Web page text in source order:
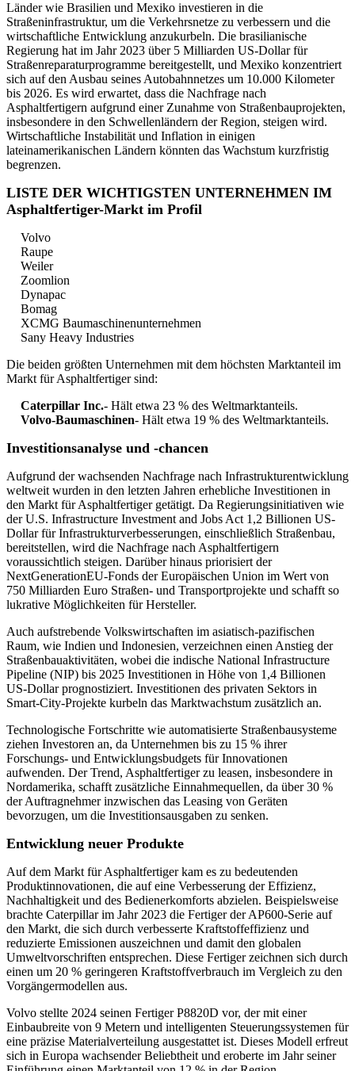
Länder wie Brasilien und Mexiko investieren in die
Straßeninfrastruktur, um die Verkehrsnetze zu verbessern und die
wirtschaftliche Entwicklung anzukurbeln. Die brasilianische
Regierung hat im Jahr 2023 über 5 Milliarden US-Dollar für
Straßenreparaturprogramme bereitgestellt, und Mexiko konzentriert
sich auf den Ausbau seines Autobahnnetzes um 10.000 Kilometer
bis 2026. Es wird erwartet, dass die Nachfrage nach
Asphaltfertigern aufgrund einer Zunahme von Straßenbauprojekten,
insbesondere in den Schwellenländern der Region, steigen wird.
Wirtschaftliche Instabilität und Inflation in einigen
lateinamerikanischen Ländern könnten das Wachstum kurzfristig
begrenzen.
LISTE DER WICHTIGSTEN UNTERNEHMEN IM
Asphaltfertiger-Markt im Profil
Volvo
Raupe
Weiler
Zoomlion
Dynapac
Bomag
XCMG Baumaschinenunternehmen
Sany Heavy Industries
Die beiden größten Unternehmen mit dem höchsten Marktanteil im
Markt für Asphaltfertiger sind:
Caterpillar Inc.- Hält etwa 23 % des Weltmarktanteils.
Volvo-Baumaschinen- Hält etwa 19 % des Weltmarktanteils.
Investitionsanalyse und -chancen
Aufgrund der wachsenden Nachfrage nach Infrastrukturentwicklung
weltweit wurden in den letzten Jahren erhebliche Investitionen in
den Markt für Asphaltfertiger getätigt. Da Regierungsinitiativen wie
der U.S. Infrastructure Investment and Jobs Act 1,2 Billionen US-
Dollar für Infrastrukturverbesserungen, einschließlich Straßenbau,
bereitstellen, wird die Nachfrage nach Asphaltfertigern
voraussichtlich steigen. Darüber hinaus priorisiert der
NextGenerationEU-Fonds der Europäischen Union im Wert von
750 Milliarden Euro Straßen- und Transportprojekte und schafft so
lukrative Möglichkeiten für Hersteller.
Auch aufstrebende Volkswirtschaften im asiatisch-pazifischen
Raum, wie Indien und Indonesien, verzeichnen einen Anstieg der
Straßenbauaktivitäten, wobei die indische National Infrastructure
Pipeline (NIP) bis 2025 Investitionen in Höhe von 1,4 Billionen
US-Dollar prognostiziert. Investitionen des privaten Sektors in
Smart-City-Projekte kurbeln das Marktwachstum zusätzlich an.
Technologische Fortschritte wie automatisierte Straßenbausysteme
ziehen Investoren an, da Unternehmen bis zu 15 % ihrer
Forschungs- und Entwicklungsbudgets für Innovationen
aufwenden. Der Trend, Asphaltfertiger zu leasen, insbesondere in
Nordamerika, schafft zusätzliche Einnahmequellen, da über 30 %
der Auftragnehmer inzwischen das Leasing von Geräten
bevorzugen, um die Investitionsausgaben zu senken.
Entwicklung neuer Produkte
Auf dem Markt für Asphaltfertiger kam es zu bedeutenden
Produktinnovationen, die auf eine Verbesserung der Effizienz,
Nachhaltigkeit und des Bedienerkomforts abzielen. Beispielsweise
brachte Caterpillar im Jahr 2023 die Fertiger der AP600-Serie auf
den Markt, die sich durch verbesserte Kraftstoffeffizienz und
reduzierte Emissionen auszeichnen und damit den globalen
Umweltvorschriften entsprechen. Diese Fertiger zeichnen sich durch
einen um 20 % geringeren Kraftstoffverbrauch im Vergleich zu den
Vorgängermodellen aus.
Volvo stellte 2024 seinen Fertiger P8820D vor, der mit einer
Einbaubreite von 9 Metern und intelligenten Steuerungssystemen für
eine präzise Materialverteilung ausgestattet ist. Dieses Modell erfreut
sich in Europa wachsender Beliebtheit und eroberte im Jahr seiner